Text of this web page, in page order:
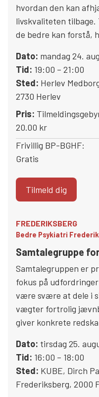
hvordan den kan
livskvaliteten tilbage.
de bedre kan forstå,
Dato: mandag 24.
Tid: 19:00 – 21:00
Sted: Herlev
2730 Herlev
Pris:
20.00 kr
Frivillig BP-BGHF:
Gratis
Tilmeld dig
FREDERIKSBERG
Bedre Psykiatri
Samtalegruppe
Samtalegruppen er
fokus på
være svære at dele i
vægter fortrolig
giver konkrete
Dato: tirsdag 25.
Tid: 16:00 – 18:00
Sted: KUBE, Dirch
Frederiksberg, 2000